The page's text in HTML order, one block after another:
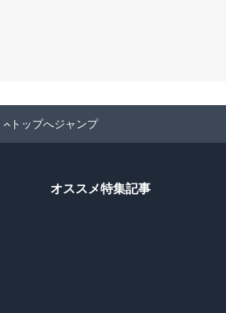
トップへジャンプ
オススメ特集記事